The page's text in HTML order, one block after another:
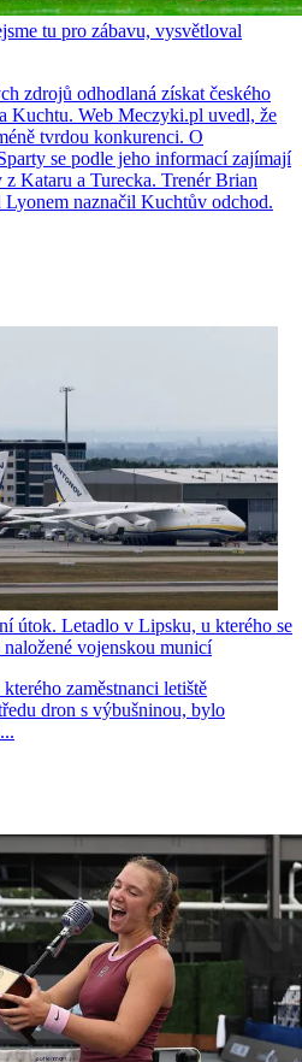
tu pro zábavu, vysvětloval
zdrojů odhodlaná získat českého
Kuchtu. Web Meczyki.pl uvedl, že
tvrdou konkurenci. O
se podle jeho informací zajímají
Kataru a Turecka. Trenér Brian
naznačil Kuchtův odchod.
útok. Letadlo v Lipsku, u kterého se
vojenskou municí
zaměstnanci letiště
dron s výbušninou, bylo